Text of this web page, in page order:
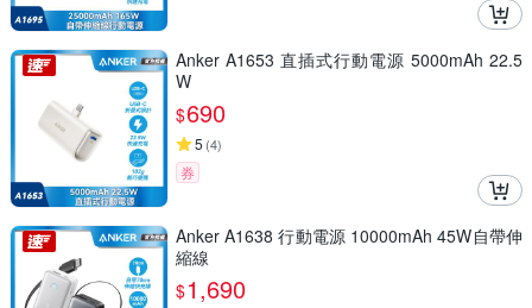
Anker A1653 直插式行動電源 5000mAh 22.5
W
$690
5 (4)
券
Anker A1638 行動電源 10000mAh 45W自帶伸
縮線
$1,690